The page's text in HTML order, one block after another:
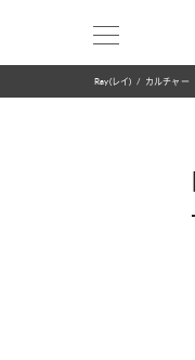
Ray(レイ) カルチャー